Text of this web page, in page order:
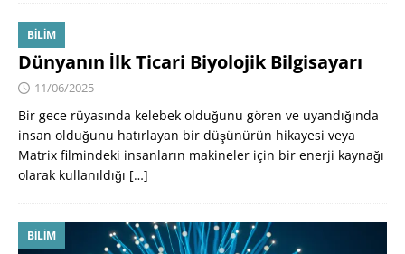
BILIM
Dünyanın İlk Ticari Biyolojik Bilgisayarı
11/06/2025
Bir gece rüyasında kelebek olduğunu gören ve uyandığında
insan olduğunu hatırlayan bir düşünürün hikayesi veya
Matrix filmindeki insanların makineler için bir enerji kaynağı
olarak kullanıldığı […]
BILIM